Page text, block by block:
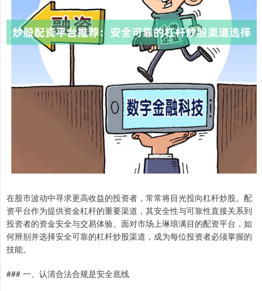
在股市波动中寻求更高收益的投资者，常常将目光投向杠杆炒股。配
资平台作为提供资金杠杆的重要渠道，其安全性与可靠性直接关系到
投资者的资金安全与交易体验。面对市场上琳琅满目的配资平台，如
何辨别并选择安全可靠的杠杆炒股渠道，成为每位投资者必须掌握的
技能。
### 一、认清合法合规是安全底线